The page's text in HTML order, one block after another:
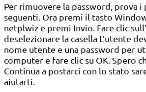
Per rimuovere la password, prova i
seguenti. Ora premi il tasto
netplwiz e premi Invio. Fare clic
deselezionare la casella L’utente
nome utente e una password per
computer e fare clic su OK. Spero
Continua a postarci con lo stato
aiutarti.